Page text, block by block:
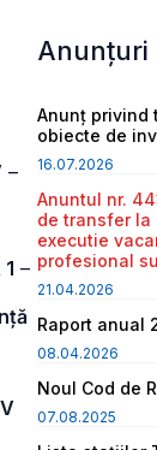
–
–
Anunțuri
Anunț privind
obiecte de
16.07.2026
Anuntul nr.
de transfer la
executie
profesional
21.04.2026
Raport anual
08.04.2026
Noul Cod de
07.08.2025